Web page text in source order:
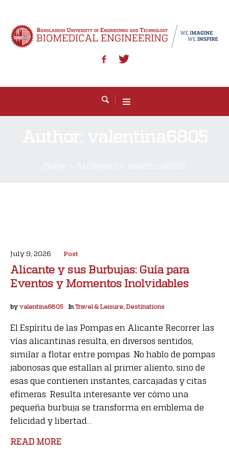
July 9, 2026 Post
Alicante y sus Burbujas: Guía para
Eventos y Momentos Inolvidables
by valentina6805 InTravel & Leisure, Destinations
El Espíritu de las Pompas en Alicante Recorrer las
vías alicantinas resulta, en diversos sentidos,
similar a flotar entre pompas. No hablo de pompas
jabonosas que estallan al primer aliento, sino de
esas que contienen instantes, carcajadas y citas
efímeras. Resulta interesante ver cómo una
pequeña burbuja se transforma en emblema de
felicidad y libertad...
READ MORE